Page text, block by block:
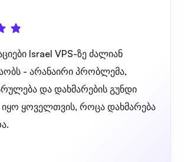
Israel VPS-ზე ძალიან
- არანაირი პრობლემა,
და დახმარების გუნდი
იყო ყოველთვის, როცა დახმარება